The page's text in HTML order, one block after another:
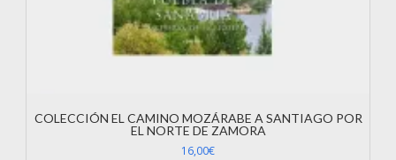
COLECCIÓN EL CAMINO MOZÁRABE A SANTIAGO POR
EL NORTE DE ZAMORA
16,00€